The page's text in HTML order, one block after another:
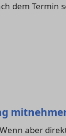
dem Termin
aber